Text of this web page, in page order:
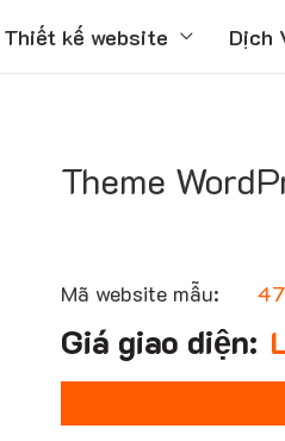
Thiết kế website Dịch
Theme
Mã website mẫu: